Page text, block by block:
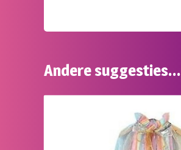
Andere suggesties…